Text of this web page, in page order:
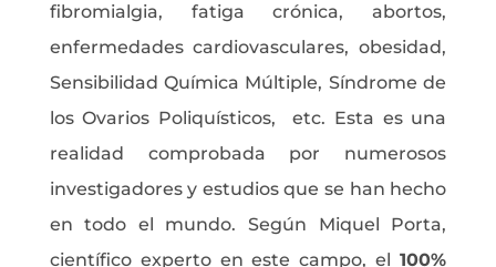
fibromialgia, fatiga crónica, abortos,
enfermedades cardiovasculares, obesidad,
Sensibilidad Química Múltiple, Síndrome de
los Ovarios Poliquísticos, etc. Esta es una
realidad comprobada por numerosos
investigadores y estudios que se han hecho
en todo el mundo. Según Miquel Porta,
científico experto en este campo, el100%